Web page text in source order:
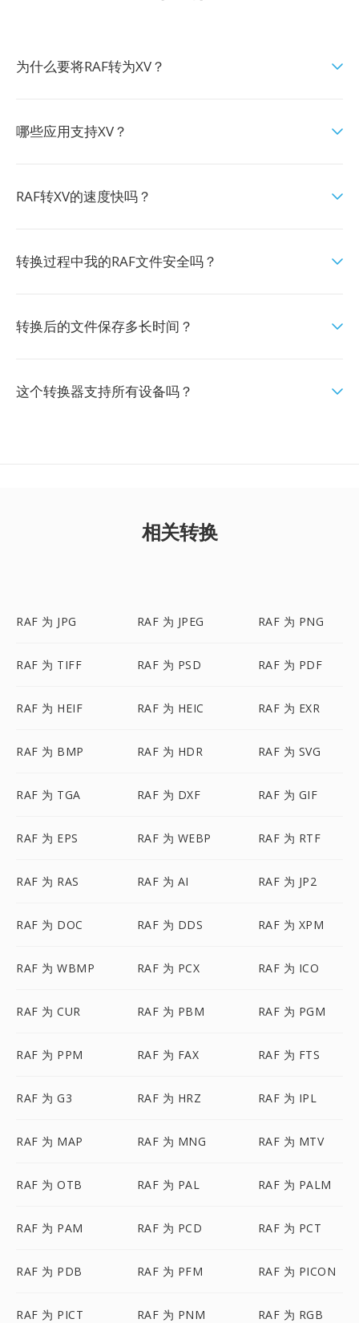
为什么要将RAF转为XV？
哪些应用支持XV？
RAF转XV的速度快吗？
转换过程中我的RAF文件安全吗？
转换后的文件保存多长时间？
这个转换器支持所有设备吗？
相关转换
RAF 为 JPG RAF 为 JPEG RAF 为 PNG
RAF 为 TIFF RAF 为 PSD RAF 为 PDF
RAF 为 HEIF RAF 为 HEIC RAF 为 EXR
RAF 为 BMP RAF 为 HDR RAF 为 SVG
RAF 为 TGA RAF 为 DXF RAF 为 GIF
RAF 为 EPS RAF 为 WEBP RAF 为 RTF
RAF 为 RAS RAF 为 AI RAF 为 JP2
RAF 为 DOC RAF 为 DDS RAF 为 XPM
RAF 为 WBMP RAF 为 PCX RAF 为 ICO
RAF 为 CUR RAF 为 PBM RAF 为 PGM
RAF 为 PPM RAF 为 FAX RAF 为 FTS
RAF 为 G3 RAF 为 HRZ RAF 为 IPL
RAF 为 MAP RAF 为 MNG RAF 为 MTV
RAF 为 OTB RAF 为 PAL RAF 为 PALM
RAF 为 PAM RAF 为 PCD RAF 为 PCT
RAF 为 PDB RAF 为 PFM RAF 为 PICON
RAF 为 PICT RAF 为 PNM RAF 为 RGB